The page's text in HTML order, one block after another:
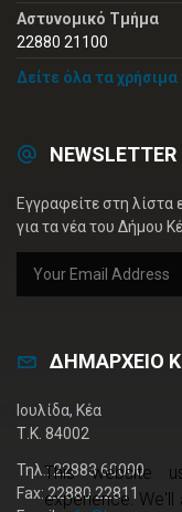
Αστυνομικό Τμήμα
22880 21100
Δείτε όλα τα
NEWSLETTER
Εγγραφείτε στη
για τα νέα του Δήμου
ΔΗΜΑΡΧΕΙΟ
Ιουλίδα, Κέα
Τ.Κ. 84002
Τηλ.: 22883 60000
Fax: 22880 22811
This website
experience.